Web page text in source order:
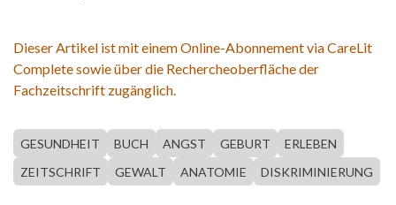
Dieser Artikel ist mit einem Online-Abonnement via CareLit
Complete sowie über die Rechercheoberfläche der
Fachzeitschrift zugänglich.
GESUNDHEIT BUCH ANGST GEBURT
ERLEBEN
ZEITSCHRIFT
GEWALT ANATOMIE DISKRIMINIERUNG